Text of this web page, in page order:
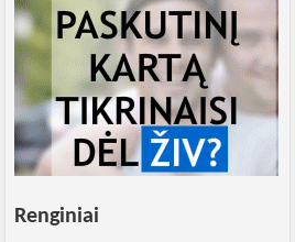
Renginiai